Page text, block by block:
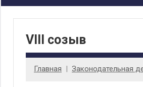
VIII созыв
Главная Законодательная